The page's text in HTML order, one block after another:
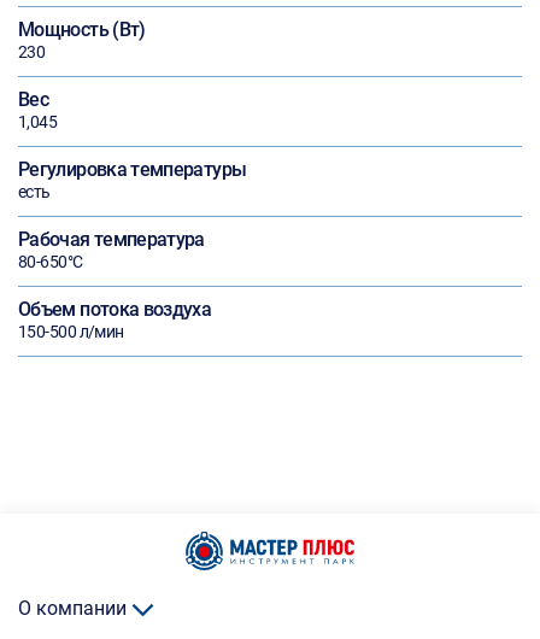
Мощность (Вт)
230
Вес
1,045
Регулировка температуры
есть
Рабочая температура
80-650°С
Объем потока воздуха
150-500 л/мин
О компании